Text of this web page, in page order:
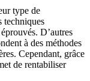
type de
techniques
D’autres
à des méthodes
Cependant, grâce
de rentabiliser